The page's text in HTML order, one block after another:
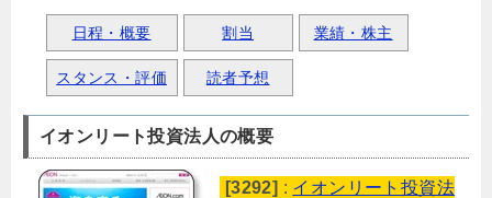
日程・概要 割当 業績・株主
スタンス・評価 読者予想
イオンリート投資法人の概要
[3292] : イオンリート投資法